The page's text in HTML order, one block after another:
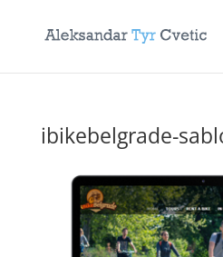
ibikebelgrade-